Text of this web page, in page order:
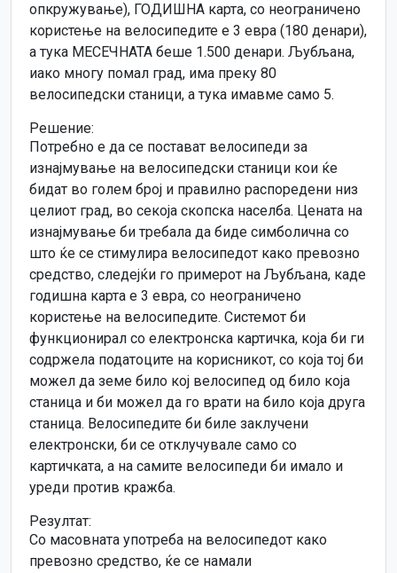
опкружување), ГОДИШНА карта, со неограничено
користење на велосипедите е 3 евра (180 денари),
а тука МЕСЕЧНАТА беше 1.500 денари. Љубљана,
иако многу помал град, има преку 80
велосипедски станици, а тука имавме само 5.
Решение:
Потребно е да се постават велосипеди за
изнајмување на велосипедски станици кои ќе
бидат во голем број и правилно распоредени низ
целиот град, во секоја скопска населба. Цената на
изнајмување би требала да биде симболична со
што ќе се стимулира велосипедот како превозно
средство, следејќи го примерот на Љубљана, каде
годишна карта е 3 евра, со неограничено
користење на велосипедите. Системот би
функционирал со електронска картичка, која би ги
содржела податоците на корисникот, со која тој би
можел да земе било кој велосипед од било која
станица и би можел да го врати на било која друга
станица. Велосипедите би биле заклучени
електронски, би се отклучувале само со
картичката, а на самите велосипеди би имало и
уреди против кражба.
Резултат:
Со масовната употреба на велосипедот како
превозно средство, ќе се намали